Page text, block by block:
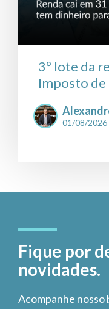
3º lote da
Imposto de
01/08/2026
Fique por
novidades.
Acompanhe nosso